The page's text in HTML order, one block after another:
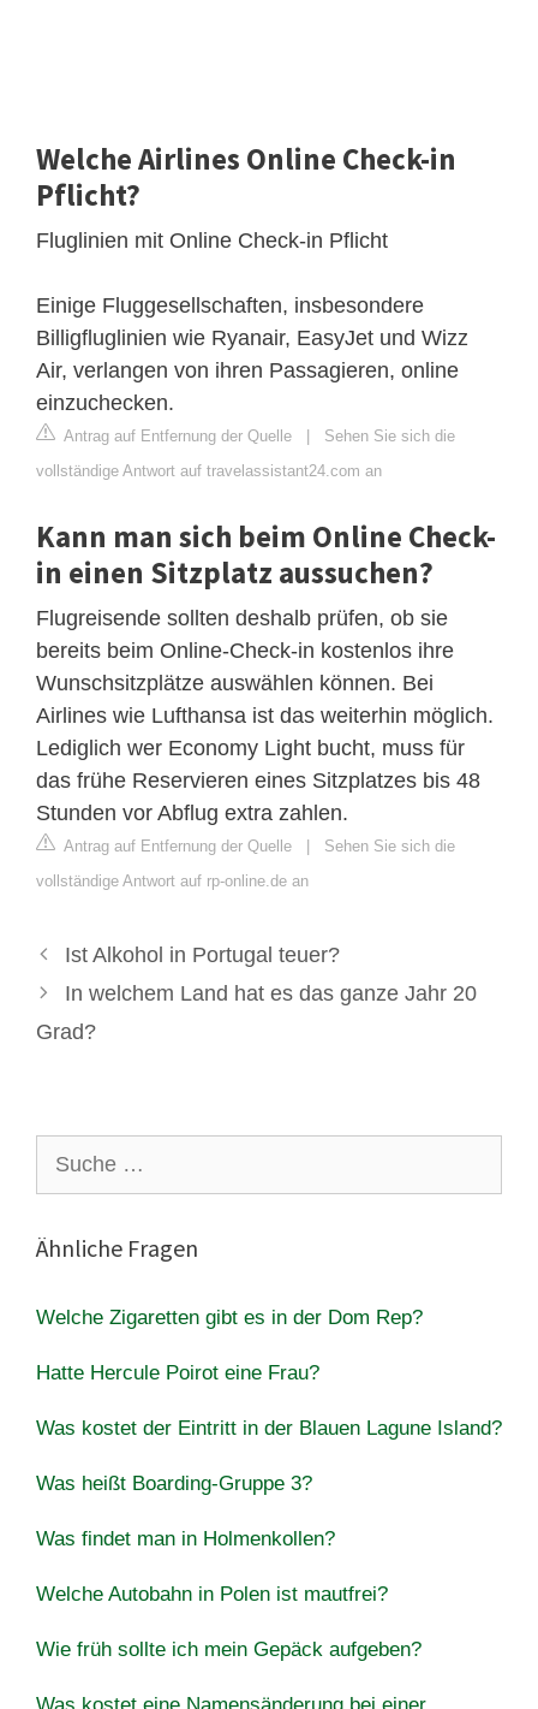
Welche Airlines Online Check-in
Pflicht?
Fluglinien mit Online Check-in Pflicht
Einige Fluggesellschaften, insbesondere
Billigfluglinien wie Ryanair, EasyJet und Wizz
Air, verlangen von ihren Passagieren, online
einzuchecken.
Antrag auf Entfernung der Quelle | Sehen Sie sich die
vollständige Antwort auf travelassistant24.com an
Kann man sich beim Online Check-
in einen Sitzplatz aussuchen?
Flugreisende sollten deshalb prüfen, ob sie
bereits beim Online-Check-in kostenlos ihre
Wunschsitzplätze auswählen können. Bei
Airlines wie Lufthansa ist das weiterhin möglich.
Lediglich wer Economy Light bucht, muss für
das frühe Reservieren eines Sitzplatzes bis 48
Stunden vor Abflug extra zahlen.
Antrag auf Entfernung der Quelle | Sehen Sie sich die
vollständige Antwort auf rp-online.de an
Ist Alkohol in Portugal teuer?
In welchem Land hat es das ganze Jahr 20
Grad?
nach:
Ähnliche Fragen
Welche Zigaretten gibt es in der Dom Rep?
Hatte Hercule Poirot eine Frau?
Was kostet der Eintritt in der Blauen Lagune Island?
Was heißt Boarding-Gruppe 3?
Was findet man in Holmenkollen?
Welche Autobahn in Polen ist mautfrei?
Wie früh sollte ich mein Gepäck aufgeben?
Was kostet eine Namensänderung bei einer